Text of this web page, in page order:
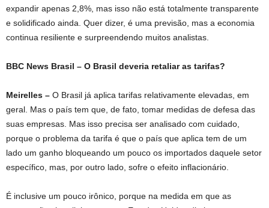
expandir apenas 2,8%, mas isso não está totalmente transparente
e solidificado ainda. Quer dizer, é uma previsão, mas a economia
continua resiliente e surpreendendo muitos analistas.
BBC News Brasil – O Brasil deveria retaliar as tarifas?
Meirelles – O Brasil já aplica tarifas relativamente elevadas, em
geral. Mas o país tem que, de fato, tomar medidas de defesa das
suas empresas. Mas isso precisa ser analisado com cuidado,
porque o problema da tarifa é que o país que aplica tem de um
lado um ganho bloqueando um pouco os importados daquele setor
específico, mas, por outro lado, sofre o efeito inflacionário.
É inclusive um pouco irônico, porque na medida em que as